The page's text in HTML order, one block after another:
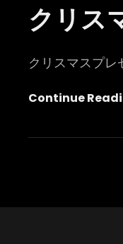
クリス
クリスマスプ
Continue